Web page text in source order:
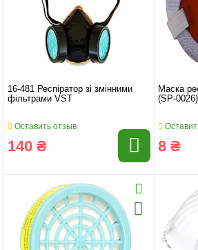
16-481 Респіратор зі змінними
фільтрами VST
Оставить отзыв
140 ₴
Маска
(SP-0026)
8 ₴